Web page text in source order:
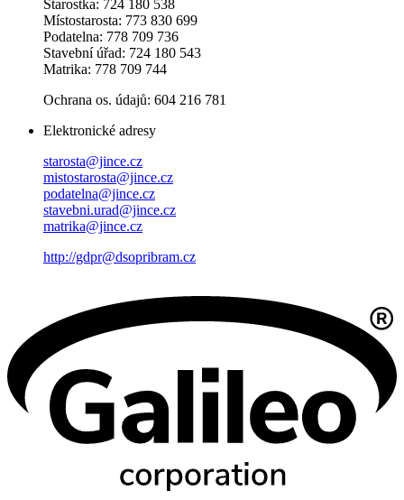
Starostka: 724 180 538
Místostarosta: 773 830 699
Podatelna: 778 709 736
Stavební úřad: 724 180 543
Matrika: 778 709 744
Ochrana os. údajů: 604 216 781
Elektronické adresy
starosta@jince.cz
mistostarosta@jince.cz
podatelna@jince.cz
stavebni.urad@jince.cz
matrika@jince.cz
http://gdpr@dsopribram.cz